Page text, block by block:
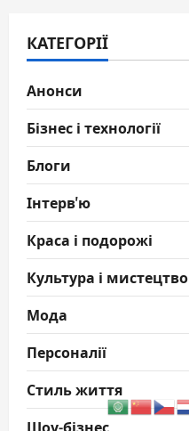
КАТЕГОРІЇ
Анонси
Бізнес і технології
Блоги
Інтерв'ю
Краса і подорожі
Культура і мистецтво
Мода
Персоналії
Стиль життя
Шоу-бізнес